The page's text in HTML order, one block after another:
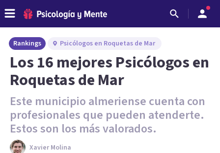
Rankings Psicólogos en Roquetas de Mar
Los 16 mejores Psicólogos en
Roquetas de Mar
Este municipio almeriense cuenta con
profesionales que pueden atenderte.
Estos son los más valorados.
Xavier Molina